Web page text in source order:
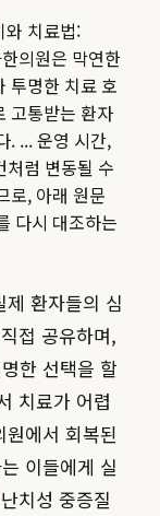
와 치료법:
의원은 막연한
투명한 치료 호
고통받는 환자
. ...운영 시간,
처럼 변동될 수
로, 아래 원문
다시 대조하는
환자들의 심
접 공유하며,
한 선택을 할
치료가 어렵
에서 회복된
이들에게 실
치성 중증질